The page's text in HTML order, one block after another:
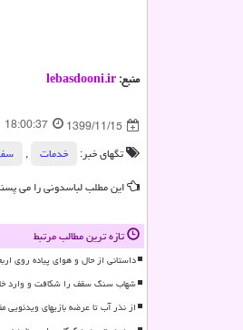
منبع:lebasdooni.ir
1399/11/15
18:00:37
تگهای خبر:
خدمات ,
این مطلب لباسدونی را می
تازه ترین مطالب مرتبط
داستانی از حال و هوای پیاده روی
شهاب سنگ سقف را شکافت و وارد
از نذر آب تا عرضه بازیهای ویدئویی